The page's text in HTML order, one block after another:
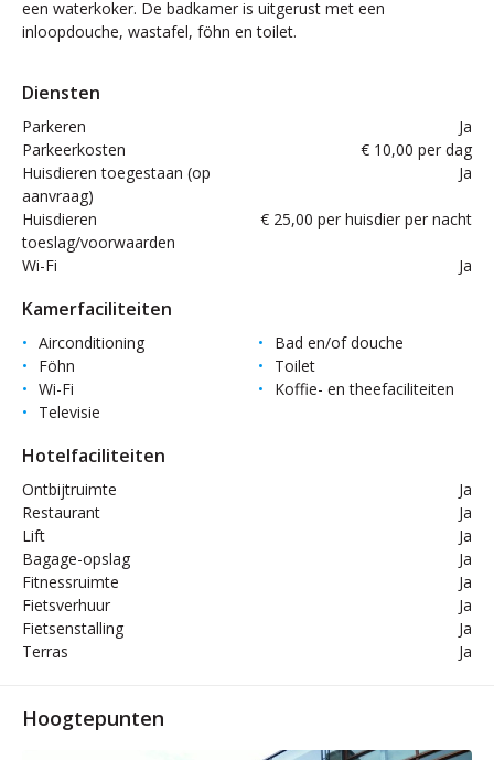
een waterkoker. De badkamer is uitgerust met een
inloopdouche, wastafel, föhn en toilet.
Diensten
Parkeren
Ja
Parkeerkosten
€ 10,00 per dag
Huisdieren toegestaan (op
aanvraag)
Ja
Huisdieren
toeslag/voorwaarden
€ 25,00 per huisdier per nacht
Wi-Fi Ja
Kamerfaciliteiten
Airconditioning
Bad en/of douche
Föhn
Toilet
Wi-Fi
Koffie- en theefaciliteiten
Televisie
Hotelfaciliteiten
Ontbijtruimte
Ja
Restaurant
Ja
Lift
Ja
Bagage-opslag
Ja
Fitnessruimte
Ja
Fietsverhuur
Ja
Fietsenstalling
Ja
Terras
Ja
Hoogtepunten